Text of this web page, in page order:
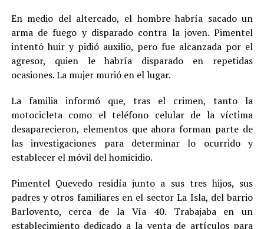
En medio del altercado, el hombre habría sacado un
arma de fuego y disparado contra la joven. Pimentel
intentó huir y pidió auxilio, pero fue alcanzada por el
agresor, quien le habría disparado en repetidas
ocasiones. La mujer murió en el lugar.
La familia informó que, tras el crimen, tanto la
motocicleta como el teléfono celular de la víctima
desaparecieron, elementos que ahora forman parte de
las investigaciones para determinar lo ocurrido y
establecer el móvil del homicidio.
Pimentel Quevedo residía junto a sus tres hijos, sus
padres y otros familiares en el sector La Isla, del barrio
Barlovento, cerca de la Vía 40. Trabajaba en un
establecimiento dedicado a la venta de artículos para